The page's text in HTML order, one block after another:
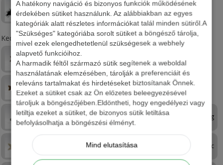
A hatékony navigáció és bizonyos funkciók működésének
érdekében sütiket használunk. Az alábbiakban az egyes
kategóriák alatt részletes információkat talál minden sütiről.A
"Szükséges" kategóriába sorolt sütiket a böngésző tárolja,
mivel ezek elengedhetetlenül szükségesek a webhely
alapvető funkcióihoz.
A harmadik féltől származó sütik segítenek a weboldal
használatának elemzésében, tárolják a preferenciáit és
releváns tartalmakat és hirdetéseket biztosítanak Önnek.
Ezeket a sütiket csak az Ön előzetes beleegyezésével
tároljuk a böngészőjében.Eldöntheti, hogy engedélyezi vagy
letiltja ezeket a sütiket, de bizonyos sütik letiltása
befolyásolhatja a böngészési élményt.
Mind elutasítása
Legyezés Kuttyogatás
Kedvenc halfajok
Amur Busa
Csuka Domolykó
Harcsa Kárász Keszeg
Menyhal Paduc